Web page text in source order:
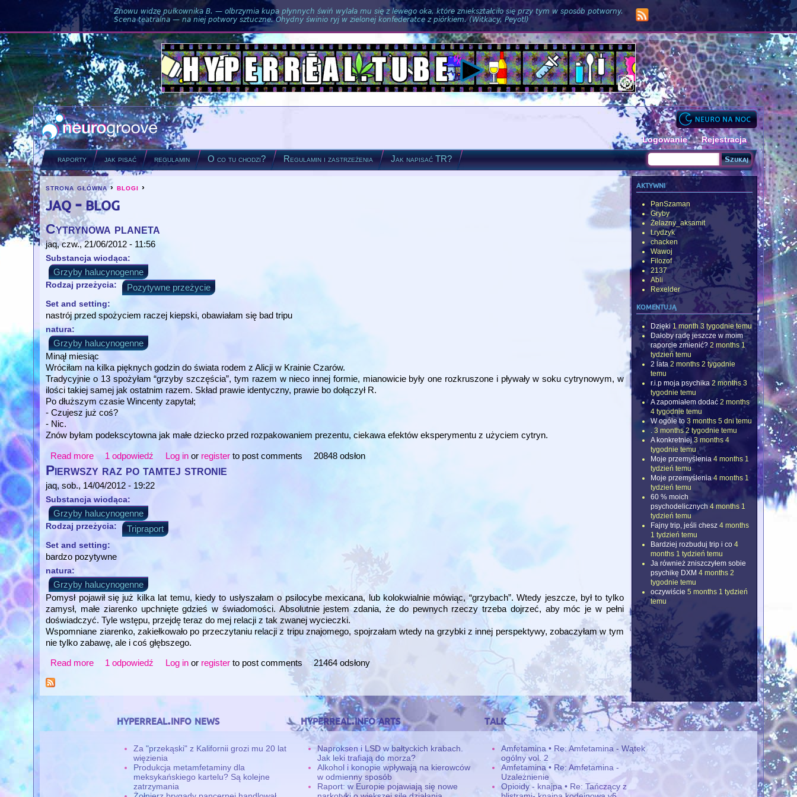
Znowu widzę pułkownika B. — olbrzymia kupa płynnych świń wylała mu się z lewego oka, które zniekształciło się przy tym w sposób potworny.
Scena teatralna — na niej potwory sztuczne. Ohydny świnio ryj w zielonej konfederatce z piórkiem. (Witkacy, Peyotl)
Logowanie Rejestracja
raporty jak pisać regulamin O co tu chodzi? Regulamin i zastrzeżenia Jak napisać TR?
Formularz wyszukiwania
you are here
strona główna›blogi ›
jaq - blog
Cytrynowa planeta
jaq, czw., 21/06/2012 - 11:56
Substancja wiodąca:
Grzyby halucynogenne
Rodzaj przeżycia: Pozytywne przeżycie
Set and setting:
nastrój przed spożyciem raczej kiepski, obawiałam się bad tripu
natura:
Grzyby halucynogenne
Minął miesiąc
Wróciłam na kilka pięknych godzin do świata rodem z Alicji w Krainie Czarów.
Tradycyjnie o 13 spożyłam “grzyby szczęścia”, tym razem w nieco innej formie, mianowicie były one rozkruszone i pływały w soku cytrynowym, w
ilości takiej samej jak ostatnim razem. Skład prawie identyczny, prawie bo dołączył R.
Po dłuższym czasie Wincenty zapytał;
- Czujesz już coś?
- Nic.
Znów byłam podekscytowna jak małe dziecko przed rozpakowaniem prezentu, ciekawa efektów eksperymentu z użyciem cytryn.
Read moreabout Cytrynowa planeta
1 odpowiedź Log inor registerto post comments 20848 odsłon
Pierwszy raz po tamtej stronie
jaq, sob., 14/04/2012 - 19:22
Substancja wiodąca:
Grzyby halucynogenne
Rodzaj przeżycia: Tripraport
Set and setting:
bardzo pozytywne
natura:
Grzyby halucynogenne
Pomysł pojawił się już kilka lat temu, kiedy to usłyszałam o psilocybe mexicana, lub kolokwialnie mówiąc, “grzybach”. Wtedy jeszcze, był to tylko
zamysł, małe ziarenko upchnięte gdzieś w świadomości. Absolutnie jestem zdania, że do pewnych rzeczy trzeba dojrzeć, aby móc je w pełni
doświadczyć. Tyle wstępu, przejdę teraz do mej relacji z tak zwanej wycieczki.
Wspomniane ziarenko, zakiełkowało po przeczytaniu relacji z tripu znajomego, spojrzałam wtedy na grzybki z innej perspektywy, zobaczyłam w tym
nie tylko zabawę, ale i coś głębszego.
Read moreabout Pierwszy raz po tamtej stronie
1 odpowiedź Log inor registerto post comments 21464 odsłony
aktywni
PanSzaman
Gryby
Żelazny_aksamit
t.rydzyk
chacken
Wawoj
Filozof
2137
Abli
Rexelder
komentują
Dzięki 1 month 3 tygodnie temu
Dałoby radę jeszcze w moim
raporcie zmienić? 2 months 1
tydzień temu
2 lata 2 months 2 tygodnie
temu
r.i.p moja psychika 2 months 3
tygodnie temu
A zapomiałem dodać 2 months
4 tygodnie temu
W ogóle to 3 months 5 dni temu
3 months 2 tygodnie temu
A konkretniej 3 months 4
tygodnie temu
Moje przemyślenia 4 months 1
tydzień temu
Moje przemyślenia 4 months 1
tydzień temu
60 % moich
psychodelicznych 4 months 1
tydzień temu
Fajny trip, jeśli chesz 4 months
1 tydzień temu
Bardziej rozbuduj trip i co 4
months 1 tydzień temu
Ja również zniszczyłem sobie
psychikę DXM 4 months 2
tygodnie temu
oczywiście 5 months 1 tydzień
temu
hyperreal.info news
Za "przekąski" z Kalifornii grozi mu 20 lat
więzienia
Produkcja metamfetaminy dla
meksykańskiego kartelu? Są kolejne
zatrzymania
hyperreal.info arts
Naproksen i LSD w bałtyckich krabach.
Jak leki trafiają do morza?
Alkohol i konopie wpływają na kierowców
w odmienny sposób
Raport: w Europie pojawiają się nowe
talk
Amfetamina • Re: Amfetamina - Wątek
ogólny vol. 2
Amfetamina • Re: Amfetamina -
Uzależnienie
Opioidy - knajpa • Re: Tańczący z